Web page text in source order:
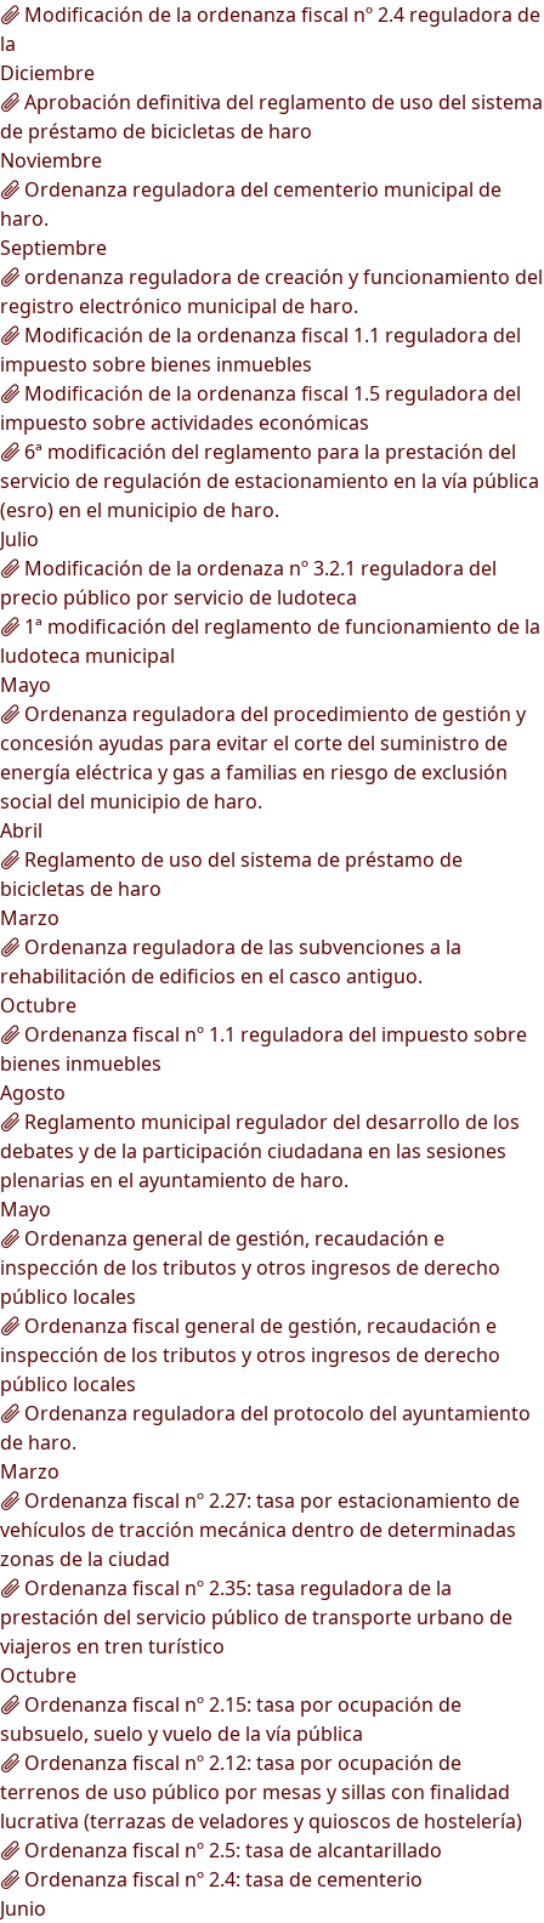
Modificación de la ordenanza fiscal nº 2.4 reguladora de
la
Diciembre
Aprobación definitiva del reglamento de uso del sistema
de préstamo de bicicletas de haro
Noviembre
Ordenanza reguladora del cementerio municipal de
haro.
Septiembre
ordenanza reguladora de creación y funcionamiento del
registro electrónico municipal de haro.
Modificación de la ordenanza fiscal 1.1 reguladora del
impuesto sobre bienes inmuebles
Modificación de la ordenanza fiscal 1.5 reguladora del
impuesto sobre actividades económicas
6ª modificación del reglamento para la prestación del
servicio de regulación de estacionamiento en la vía pública
(esro) en el municipio de haro.
Julio
Modificación de la ordenaza nº 3.2.1 reguladora del
precio público por servicio de ludoteca
1ª modificación del reglamento de funcionamiento de la
ludoteca municipal
Mayo
Ordenanza reguladora del procedimiento de gestión y
concesión ayudas para evitar el corte del suministro de
energía eléctrica y gas a familias en riesgo de exclusión
social del municipio de haro.
Abril
Reglamento de uso del sistema de préstamo de
bicicletas de haro
Marzo
Ordenanza reguladora de las subvenciones a la
rehabilitación de edificios en el casco antiguo.
Octubre
Ordenanza fiscal nº 1.1 reguladora del impuesto sobre
bienes inmuebles
Agosto
Reglamento municipal regulador del desarrollo de los
debates y de la participación ciudadana en las sesiones
plenarias en el ayuntamiento de haro.
Mayo
Ordenanza general de gestión, recaudación e
inspección de los tributos y otros ingresos de derecho
público locales
Ordenanza fiscal general de gestión, recaudación e
inspección de los tributos y otros ingresos de derecho
público locales
Ordenanza reguladora del protocolo del ayuntamiento
de haro.
Marzo
Ordenanza fiscal nº 2.27: tasa por estacionamiento de
vehículos de tracción mecánica dentro de determinadas
zonas de la ciudad
Ordenanza fiscal nº 2.35: tasa reguladora de la
prestación del servicio público de transporte urbano de
viajeros en tren turístico
Octubre
Ordenanza fiscal nº 2.15: tasa por ocupación de
subsuelo, suelo y vuelo de la vía pública
Ordenanza fiscal nº 2.12: tasa por ocupación de
terrenos de uso público por mesas y sillas con finalidad
lucrativa (terrazas de veladores y quioscos de hostelería)
Ordenanza fiscal nº 2.5: tasa de alcantarillado
Ordenanza fiscal nº 2.4: tasa de cementerio
Junio